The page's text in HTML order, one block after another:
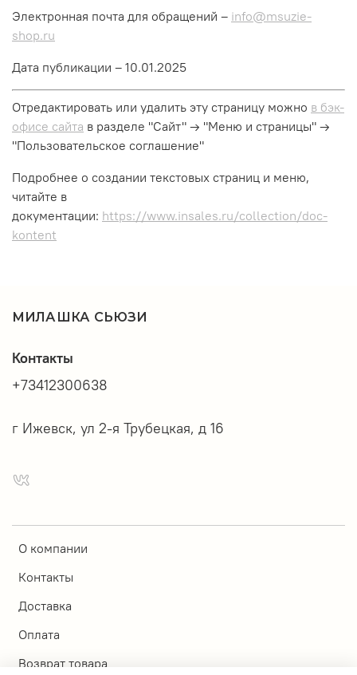
Электронная почта для обращений – info@msuzie-
shop.ru
Дата публикации – 10.01.2025
Отредактировать или удалить эту страницу можно в бэк-
офисе сайта в разделе "Сайт" → "Меню и страницы" →
"Пользовательское соглашение"
Подробнее о создании текстовых страниц и меню,
читайте в
документации: https://www.insales.ru/collection/doc-
kontent
МИЛАШКА СЬЮЗИ
О компании
Контакты
Доставка
Оплата
Возврат товара
Контакты
+73412300638
г Ижевск, ул 2-я Трубецкая, д 16